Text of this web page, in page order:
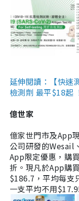
延伸閱讀：【快速
檢測劑 最平$18
億世家
億家世門市及App
公司研發的Wesail
App限定優惠，購
折。現凡於App購
$186.7，平均每支
一支平均不用